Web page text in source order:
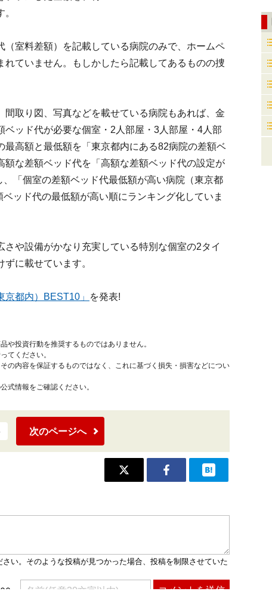
室料差額）を記載している病院のみで、ホームペ
ていません。もしかしたら記載してあるものの捜
取り図、写真などを載せている病院もあれば、金
ッド代が必要な個室・2人部屋・3人部屋・4人部
高額と最低額を「東京都内にある82病院の差額ベ
な差額ベッド代を「高額な差額ベッド代の設定が
「個室の差額ベッド代最低額が高い病院（東京都
ッド代の最低額が高い順にランキング化していま
や設備がかなり充実している特別な個室の2タイ
に載せています。
京都内）BEST10」 を発表!
や投資行動を推奨するものではありません。
てください。
の内容を保証するものではなく、これに基づく損失・損害などについ
式情報をご確認ください。
次のページへ